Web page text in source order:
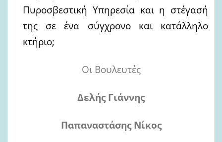
Πυροσβεστική Υπηρεσία και η στέγασή
της σε ένα σύγχρονο και κατάλληλο
κτήριο;
Οι Βουλευτές
Δελής Γιάννης
Παπαναστάσης Νίκος